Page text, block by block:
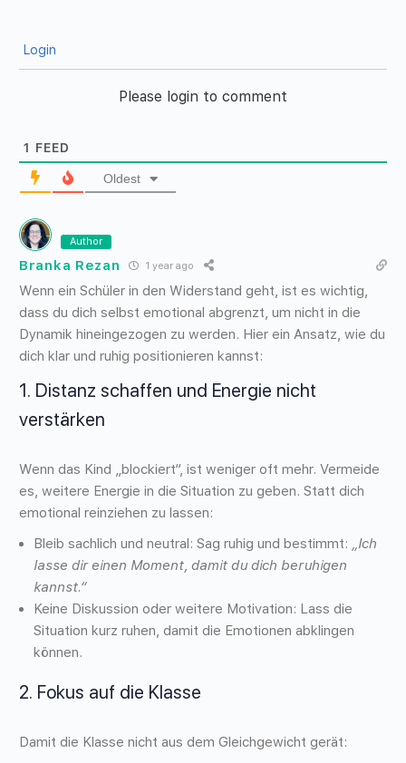
Login
Please login to comment
1 FEED
Oldest
Author
Branka Rezan 1 year ago
Wenn ein Schüler in den Widerstand geht, ist es wichtig,
dass du dich selbst emotional abgrenzt, um nicht in die
Dynamik hineingezogen zu werden. Hier ein Ansatz, wie du
dich klar und ruhig positionieren kannst:
1. Distanz schaffen und Energie nicht
verstärken
Wenn das Kind „blockiert“, ist weniger oft mehr. Vermeide
es, weitere Energie in die Situation zu geben. Statt dich
emotional reinziehen zu lassen:
Bleib sachlich und neutral: Sag ruhig und bestimmt: „Ich
lasse dir einen Moment, damit du dich beruhigen
kannst.“
Keine Diskussion oder weitere Motivation: Lass die
Situation kurz ruhen, damit die Emotionen abklingen
können.
2. Fokus auf die Klasse
Damit die Klasse nicht aus dem Gleichgewicht gerät: